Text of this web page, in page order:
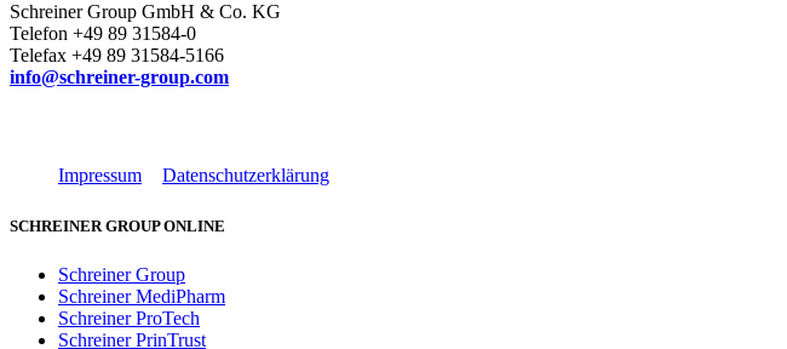
Schreiner Group GmbH & Co. KG
Telefon +49 89 31584-0
Telefax +49 89 31584-5166
info@schreiner-group.com
Impressum Datenschutzerklärung
SCHREINER GROUP ONLINE
Schreiner Group
Schreiner MediPharm
Schreiner ProTech
Schreiner PrinTrust